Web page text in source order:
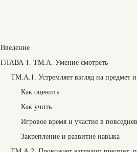
Введение
ГЛАВА 1. ТМ.А. Умение смотреть
ТМ.А.1. Устремляет взгляд на предмет
Как оценить
Как учить
Игровое время и участие в
Закрепление и развитие навыка